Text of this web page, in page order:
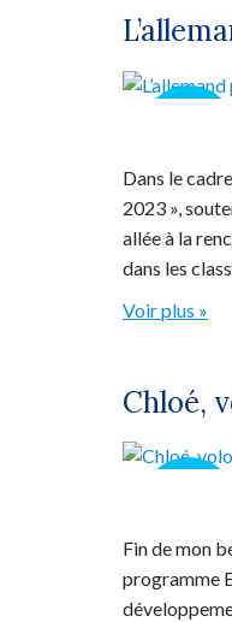
Dans le
2023 »,
allée à la
dans les
Voir plus »
Chloé,
Fin de mon
programme